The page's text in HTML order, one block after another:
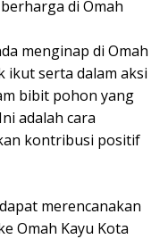
di Omah
menginap di Omah
ikut serta dalam aksi
bibit pohon yang
adalah cara
kontribusi positif
merencanakan
Omah Kayu Kota